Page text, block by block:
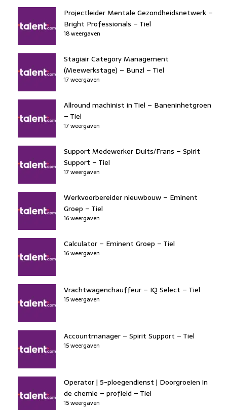
Projectleider Mentale Gezondheidsnetwerk –
Bright Professionals – Tiel
18 weergaven
Stagiair Category Management
(Meewerkstage) – Bunzl – Tiel
17 weergaven
Allround machinist in Tiel – Baneninhetgroen
– Tiel
17 weergaven
Support Medewerker Duits/Frans – Spirit
Support – Tiel
17 weergaven
Werkvoorbereider nieuwbouw – Eminent
Groep – Tiel
16 weergaven
Calculator – Eminent Groep – Tiel
16 weergaven
Vrachtwagenchauffeur – IQ Select – Tiel
15 weergaven
Accountmanager – Spirit Support – Tiel
15 weergaven
Operator | 5-ploegendienst | Doorgroeien in
de chemie – profield – Tiel
15 weergaven